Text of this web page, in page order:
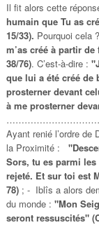
Il fit alors cette
humain que Tu as
15/33). Pourquoi cela
m’as créé à partir
38/76). C’est-à-dire :
que lui a été créé de
prosterner devant
à me prosterner
Ayant renié l’ordre de
la Proximité :
Sors, tu es parmi
rejeté. Et sur toi est
78); - Iblîs a alors
du monde : "Mon
seront ressuscités"